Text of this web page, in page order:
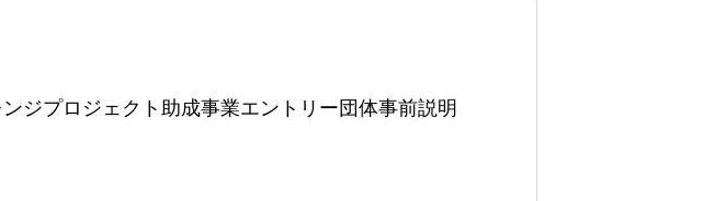
ジプロジェクト助成事業エントリー団体事前説明